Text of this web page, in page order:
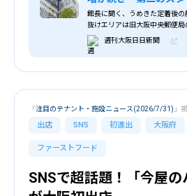
館長に聞く、うめきた定着後
抜けエリアは旧大阪中央郵便
ド）」を再利用している ２０
〝新しい大阪の顔〟として今や
た」エリア。今年１１月に「う
週刊大阪日日新聞
出店 SNS 初進出 大阪府
ファーストフード
「注目のテナント・施設ニュース(2026/7/31) 」
SNSで超話題！「今屋の